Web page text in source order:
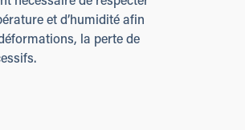
et d’humidité afin
la perte de